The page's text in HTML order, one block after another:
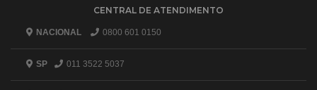
CENTRAL DE ATENDIMENTO
NACIONAL 0800 601 0150
SP 011 3522 5037